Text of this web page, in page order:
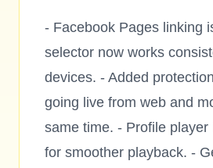
- Facebook Pages linking
selector now works
devices. - Added
going live from web and
same time. - Profile player
for smoother playback. -